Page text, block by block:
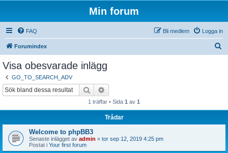
Min forum
FAQ Logga in
Bli medlem
Forumindex
Visa obesvarade inlägg
GO_TO_SEARCH_ADV
Sök
1 träffar • Sida 1 av 1
Trådar
Welcome to phpBB3
Senaste inlägget av admin « tor sep 12, 2019 4:25 pm
Postat i Your first forum